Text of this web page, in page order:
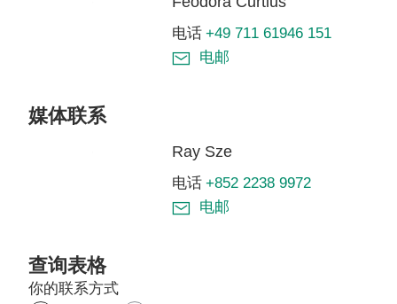
电话 +49 711 61946 151
电邮
媒体联系
Ray Sze
电话 +852 2238 9972
电邮
查询表格
你的联系方式